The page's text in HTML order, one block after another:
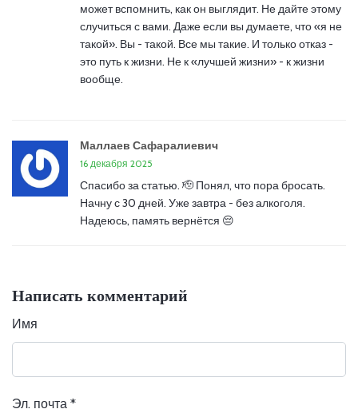
может вспомнить, как он выглядит. Не дайте этому
случиться с вами. Даже если вы думаете, что «я не
такой». Вы - такой. Все мы такие. И только отказ -
это путь к жизни. Не к «лучшей жизни» - к жизни
вообще.
Маллаев Сафаралиевич
16 декабря 2025
Спасибо за статью. 🫡 Понял, что пора бросать.
Начну с 30 дней. Уже завтра - без алкоголя.
Надеюсь, память вернётся 😔
Написать комментарий
Имя
Эл. почта *